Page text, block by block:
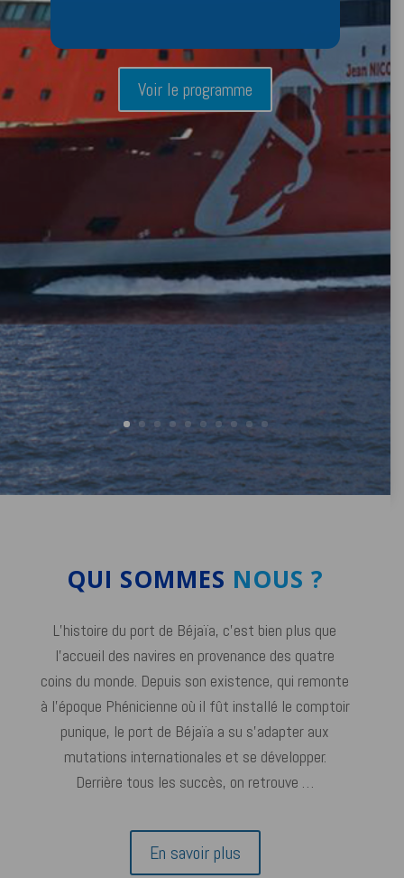
Voir le programme
QUI SOMMES NOUS ?
L’histoire du port de Béjaïa, c’est bien plus que
l’accueil des navires en provenance des quatre
coins du monde. Depuis son existence, qui remonte
à l’époque Phénicienne où il fût installé le comptoir
punique, le port de Béjaïa a su s’adapter aux
mutations internationales et se développer.
Derrière tous les succès, on retrouve …
En savoir plus